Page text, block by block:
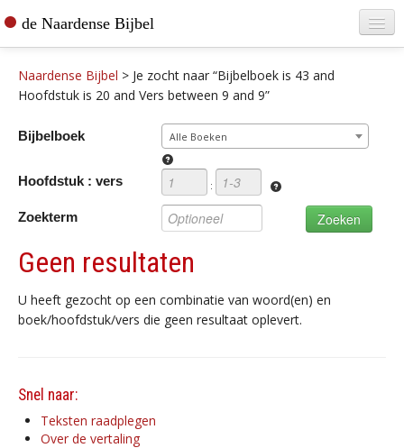
de Naardense Bijbel
Teksten raadplegen
Bijbel bestellen
Naardense Bijbel > Je zocht naar “Bijbelboek is 43 and
Hoofdstuk is 20 and Vers between 9 and 9”
Bijbelboek Alle Boeken
Hoofdstuk : vers :
Zoekterm
Geen resultaten
U heeft gezocht op een combinatie van woord(en) en
boek/hoofdstuk/vers die geen resultaat oplevert.
Snel naar:
Teksten raadplegen
Over de vertaling